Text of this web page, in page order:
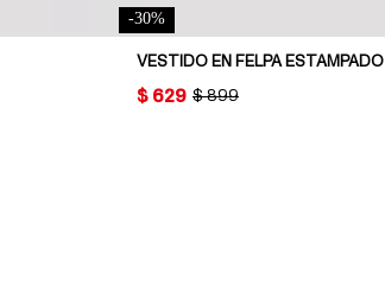
-30%
VESTIDO EN FELPA ESTAMPADO
ORIGINAL PRICE:
$ 899
PRICE:
$ 629